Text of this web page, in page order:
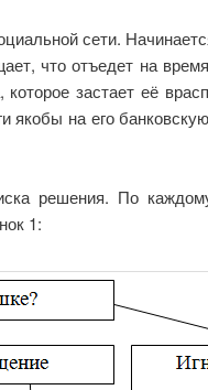
сети.
что отъедет на
застает её
на его
решения. По
1: